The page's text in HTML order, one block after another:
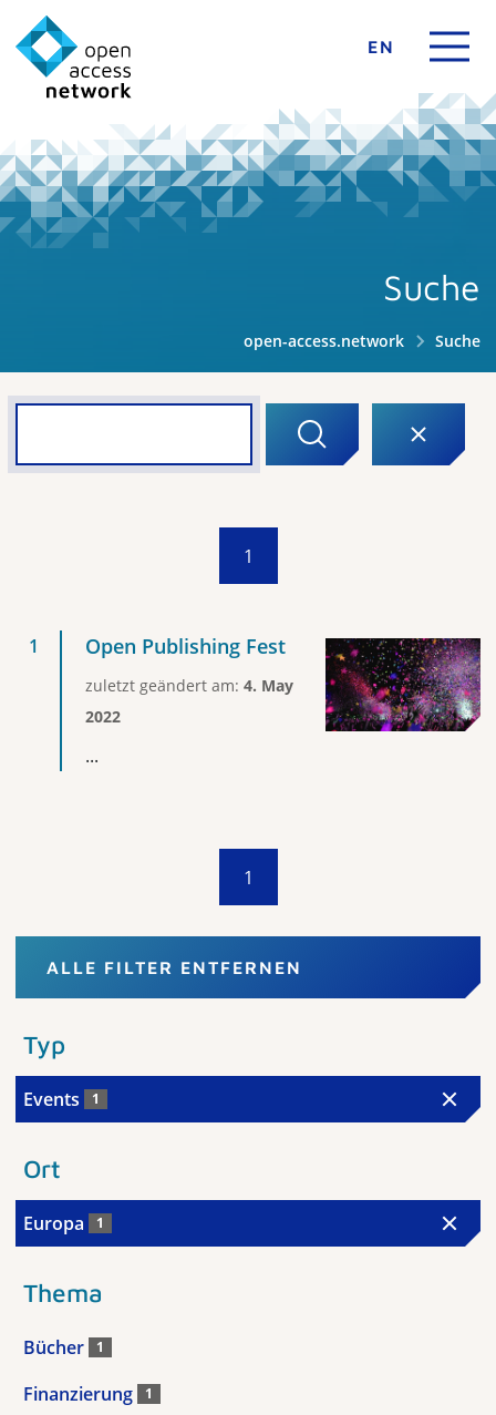
EN
Suche
open-access.network Suche
1
Open Publishing Fest
zuletzt geändert am: 4. May
2022
...
1
ALLE FILTER ENTFERNEN
Typ
Events 1
Ort
Europa 1
Thema
Bücher 1
Finanzierung 1